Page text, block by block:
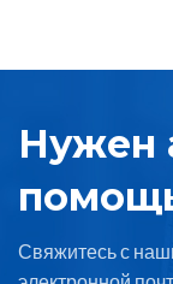
Нужен
Свяжитесь с